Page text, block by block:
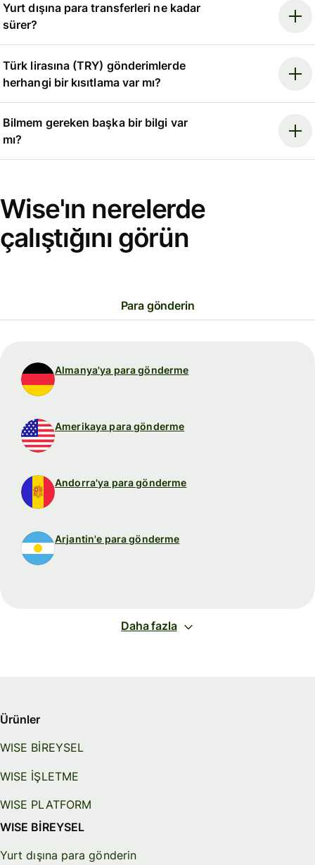
Yurt dışına para transferleri ne kadar
sürer?
Türk lirasına (TRY) gönderimlerde
herhangi bir kısıtlama var mı?
Bilmem gereken başka bir bilgi var
mı?
Wise'ın nerelerde
çalıştığını görün
Para gönderin
Almanya'ya para gönderme
Amerikaya para gönderme
Andorra'ya para gönderme
Arjantin'e para gönderme
Daha fazla
Ürünler
WISE BİREYSEL
WISE İŞLETME
WISE PLATFORM
WISE BİREYSEL
Yurt dışına para gönderin